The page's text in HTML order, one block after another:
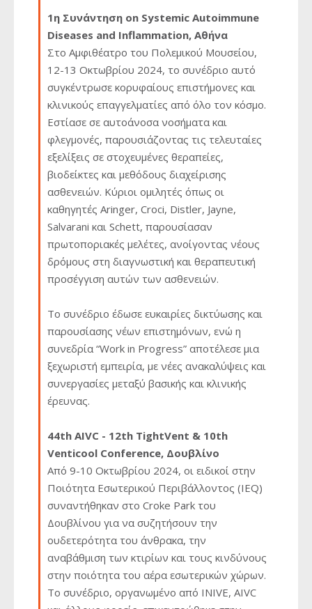
1η Συνάντηση on Systemic Autoimmune
Diseases and Inflammation, Αθήνα
Στο Αμφιθέατρο του Πολεμικού Μουσείου,
12-13 Οκτωβρίου 2024, το συνέδριο αυτό
συγκέντρωσε κορυφαίους επιστήμονες και
κλινικούς επαγγελματίες από όλο τον κόσμο.
Εστίασε σε αυτοάνοσα νοσήματα και
φλεγμονές, παρουσιάζοντας τις τελευταίες
εξελίξεις σε στοχευμένες θεραπείες,
βιοδείκτες και μεθόδους διαχείρισης
ασθενειών. Κύριοι ομιλητές όπως οι
καθηγητές Aringer, Croci, Distler, Jayne,
Salvarani και Schett, παρουσίασαν
πρωτοποριακές μελέτες, ανοίγοντας νέους
δρόμους στη διαγνωστική και θεραπευτική
προσέγγιση αυτών των ασθενειών.
Το συνέδριο έδωσε ευκαιρίες δικτύωσης και
παρουσίασης νέων επιστημόνων, ενώ η
συνεδρία “Work in Progress” αποτέλεσε μια
ξεχωριστή εμπειρία, με νέες ανακαλύψεις και
συνεργασίες μεταξύ βασικής και κλινικής
έρευνας.
44th AIVC - 12th TightVent & 10th
Venticool Conference, Δουβλίνο
Από 9-10 Οκτωβρίου 2024, οι ειδικοί στην
Ποιότητα Εσωτερικού Περιβάλλοντος (IEQ)
συναντήθηκαν στο Croke Park του
Δουβλίνου για να συζητήσουν την
ουδετερότητα του άνθρακα, την
αναβάθμιση των κτιρίων και τους κινδύνους
στην ποιότητα του αέρα εσωτερικών χώρων.
Το συνέδριο, οργανωμένο από INIVE, AIVC